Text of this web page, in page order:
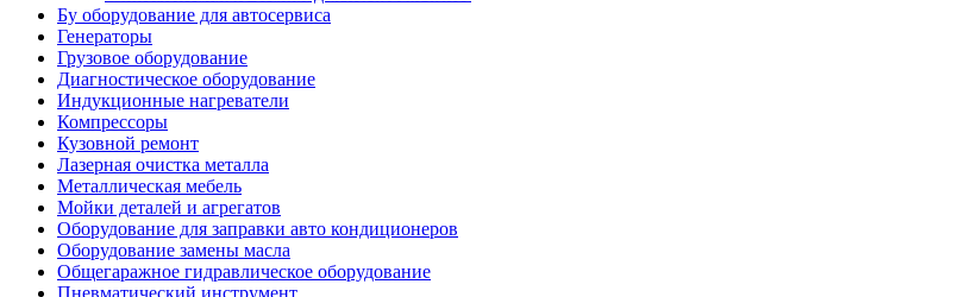
Бу оборудование для автосервиса
Генераторы
Грузовое оборудование
Диагностическое оборудование
Индукционные нагреватели
Компрессоры
Кузовной ремонт
Лазерная очистка металла
Металлическая мебель
Мойки деталей и агрегатов
Оборудование для заправки авто кондиционеров
Оборудование замены масла
Общегаражное гидравлическое оборудование
Пневматический инструмент